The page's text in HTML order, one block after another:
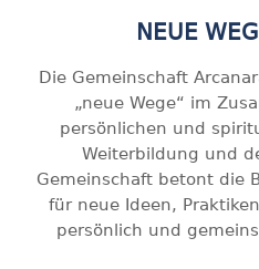
NEUE
Die Gemeinschaft
„neue Wege“ im
persönlichen und
Weiterbildung und
Gemeinschaft betont die
für neue Ideen,
persönlich und